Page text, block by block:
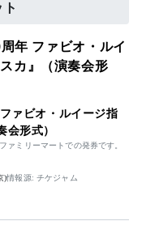
年 ファビオ・ルイ
カ』（演奏会形
ァビオ・ルイージ指
形式）
ァミリーマートでの発券です。
)情報源: チケジャム